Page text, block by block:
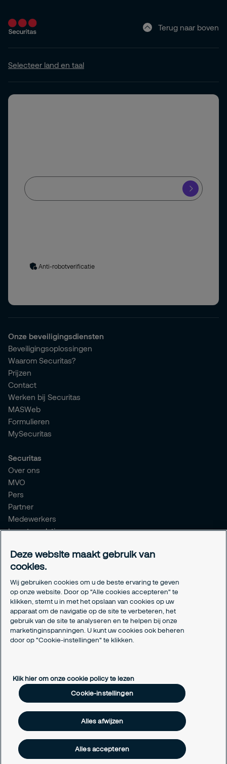
Terug naar boven
Selecteer land en taal
Anti-robotverificatie
Onze beveiligingsdiensten
Beveiligingsoplossingen
Waarom Securitas?
Prijzen
Contact
Werken bij Securitas
MASWeb
Formulieren
MySecuritas
Securitas
Over ons
MVO
Pers
Partner
Medewerkers
Investor relations
Certificeringen
Aanmeldformulieren installatiepartners
Juridisch
Privacyverklaring
Algemene voorwaarden
Responsible disclosure
Cookie-instellingen
Copyright © 2026 Securitas Nederland
Deze website maakt gebruik van
cookies.
Wij gebruiken cookies om u de beste ervaring te geven
op onze website. Door op "Alle cookies accepteren" te
klikken, stemt u in met het opslaan van cookies op uw
apparaat om de navigatie op de site te verbeteren, het
gebruik van de site te analyseren en te helpen bij onze
marketinginspanningen. U kunt uw cookies ook beheren
door op "Cookie-instellingen" te klikken.
Klik hier om onze cookie policy te lezen
Cookie-instellingen
Alles afwijzen
Alles accepteren